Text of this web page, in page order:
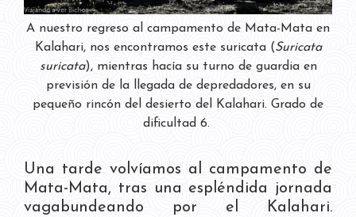
A nuestro regreso al campamento de Mata-Mata en
Kalahari, nos encontramos este suricata (Suricata
suricata), mientras hacía su turno de guardia en
previsión de la llegada de depredadores, en su
pequeño rincón del desierto del Kalahari. Grado de
dificultad 6.
Una tarde volvíamos al campamento de
Mata-Mata, tras una espléndida jornada
vagabundeando por el Kalahari.